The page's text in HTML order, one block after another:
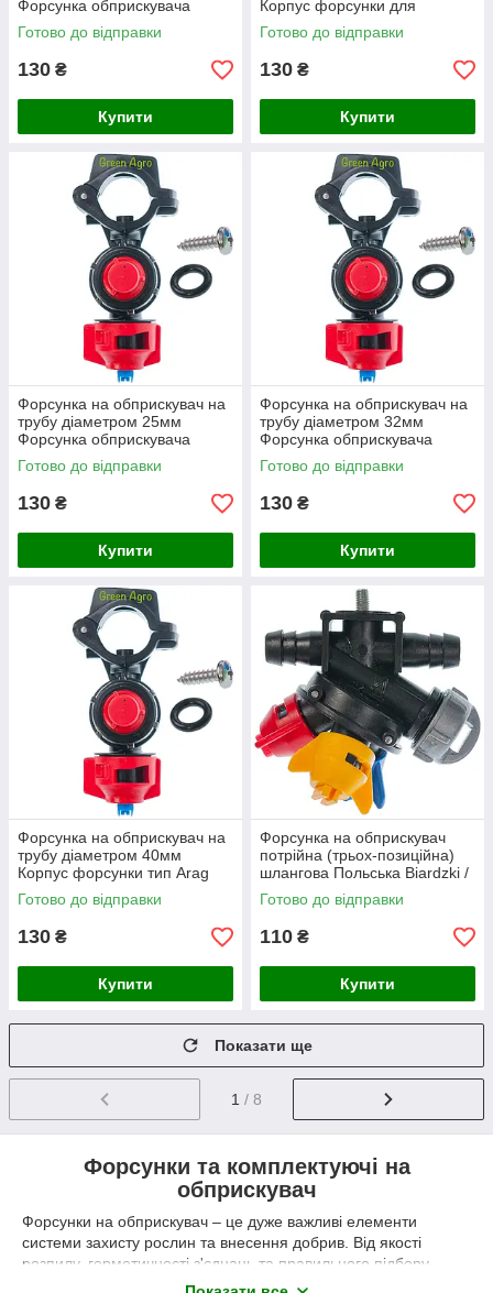
Форсунка обприскувача
трубна Форсунки для
обприскувача
Готово до відправки
130 ₴
Купити
Корпус форсунки для
обприскувача Форсунка
трубна
Готово до відправки
130 ₴
Купити
Форсунка на обприскувач на
трубу діаметром 25мм
Форсунка обприскувача
трубна Форсунки на
обпріскувач
Готово до відправки
130 ₴
Купити
Форсунка на обприскувач на
трубу діаметром 32мм
Форсунка обприскувача
трубна Форсунки на
обприскувач
Готово до відправки
130 ₴
Купити
Форсунка на обприскувач на
трубу діаметром 40мм
Корпус форсунки тип Arag
Форсунки для обприскувача
Готово до відправки
130 ₴
Купити
Форсунка на обприскувач
потрійна (трьох-позиційна)
шлангова Польська Biardzki /
Форсунки для обприскувача
Готово до відправки
110 ₴
Купити
Показати ще
1 / 8
Форсунки та комплектуючі на
обприскувач
Форсунки на обприскувач – це дуже важливі елементи
системи захисту рослин та внесення добрив. Від якості
розпилу, герметичності з'єднань та правильного підбору
комплектуючих прямо залежить рівномірність обробки